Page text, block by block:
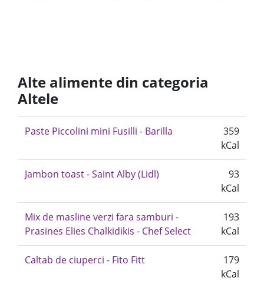
Alte alimente din categoria
Altele
Paste Piccolini mini Fusilli - Barilla
359
kCal
Jambon toast - Saint Alby (Lidl)
93
kCal
Mix de masline verzi fara samburi -
Prasines Elies Chalkidikis - Chef Select
193
kCal
Caltab de ciuperci - Fito Fitt
179
kCal